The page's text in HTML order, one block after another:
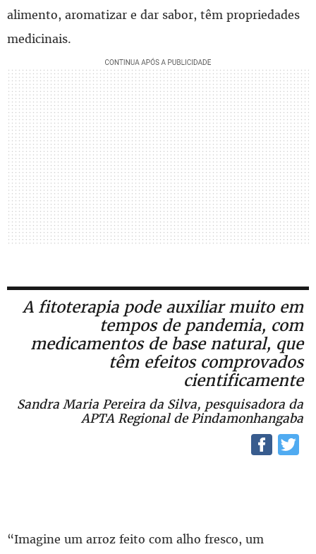
alimento, aromatizar e dar sabor, têm propriedades
medicinais.
A fitoterapia pode auxiliar muito em
tempos de pandemia, com
medicamentos de base natural, que
têm efeitos comprovados
cientificamente
Sandra Maria Pereira da Silva, pesquisadora da
APTA Regional de Pindamonhangaba
“Imagine um arroz feito com alho fresco, um